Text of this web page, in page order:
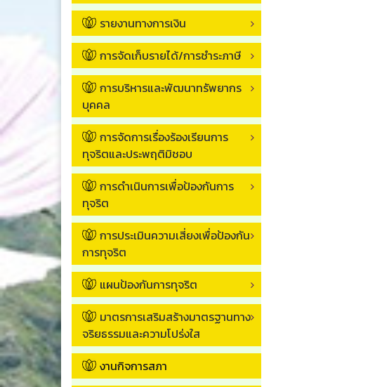
รายงานทางการเงิน
การจัดเก็บรายได้/การชำระภาษี
การบริหารและพัฒนาทรัพยากร
บุคคล
การจัดการเรื่องร้องเรียนการ
ทุจริตและประพฤติมิชอบ
การดำเนินการเพื่อป้องกันการ
ทุจริต
การประเมินความเสี่ยงเพื่อป้องกัน
การทุจริต
แผนป้องกันการทุจริต
มาตรการเสริมสร้างมาตรฐานทาง
จริยธรรมและความโปร่งใส
งานกิจการสภา